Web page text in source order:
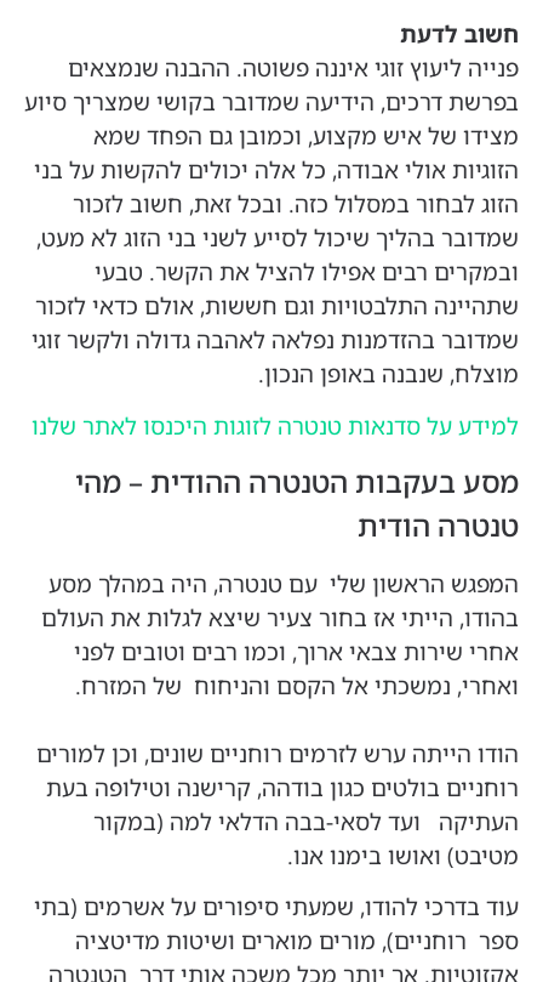
חשוב לדעת
פנייה ליעוץ זוגי איננה פשוטה. ההבנה שנמצאים
בפרשת דרכים, הידיעה שמדובר בקושי שמצריך סיוע
מצידו של איש מקצוע, וכמובן גם הפחד שמא
הזוגיות אולי אבודה, כל אלה יכולים להקשות על בני
הזוג לבחור במסלול כזה. ובכל זאת, חשוב לזכור
שמדובר בהליך שיכול לסייע לשני בני הזוג לא מעט,
ובמקרים רבים אפילו להציל את הקשר. טבעי
שתהיינה התלבטויות וגם חששות, אולם כדאי לזכור
שמדובר בהזדמנות נפלאה לאהבה גדולה ולקשר זוגי
מוצלח, שנבנה באופן הנכון.
למידע על סדנאות טנטרה לזוגות היכנסו לאתר שלנו
מסע בעקבות הטנטרה ההודית – מהי
טנטרה הודית
המפגש הראשון שלי עם טנטרה, היה במהלך מסע
בהודו, הייתי אז בחור צעיר שיצא לגלות את העולם
אחרי שירות צבאי ארוך, וכמו רבים וטובים לפני
ואחרי, נמשכתי אל הקסם והניחוח של המזרח.
הודו הייתה ערש לזרמים רוחניים שונים, וכן למורים
רוחניים בולטים כגון בודהה, קרישנה וטילופה בעת
העתיקה ועד לסאי-בבה הדלאי למה (במקור
מטיבט) ואושו בימנו אנו.
עוד בדרכי להודו, שמעתי סיפורים על אשרמים (בתי
ספר רוחניים), מורים מוארים ושיטות מדיטציה
אקזוטיות. אך יותר מכל משכה אותי דרך הטנטרה